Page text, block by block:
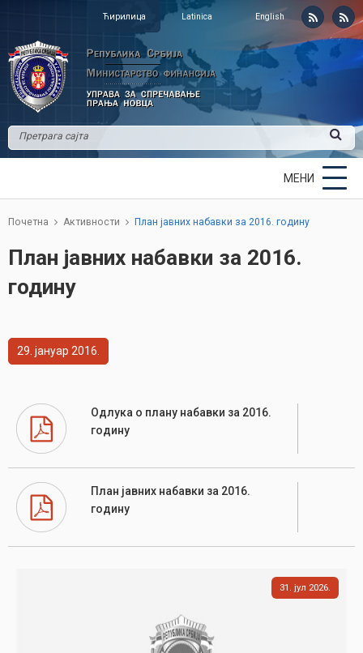
Ћирилица Latinica English
МЕНИ
Почетна Активности План јавних набавки за 2016. годину
План јавних набавки за 2016.
годину
29 јануар 2016
Одлука о плану набавки за 2016.
годину
План јавних набавки за 2016.
годину
31 јул 2026